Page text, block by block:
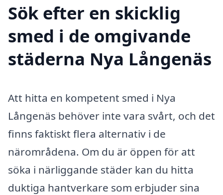
Sök efter en skicklig
smed i de omgivande
städerna Nya Långenäs
Att hitta en kompetent smed i Nya
Långenäs behöver inte vara svårt, och det
finns faktiskt flera alternativ i de
närområdena. Om du är öppen för att
söka i närliggande städer kan du hitta
duktiga hantverkare som erbjuder sina